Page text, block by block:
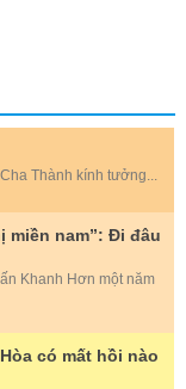
Thành kính tưởng...
miền nam”: Đi đâu
Khanh Hơn một năm
có mất hồi nào